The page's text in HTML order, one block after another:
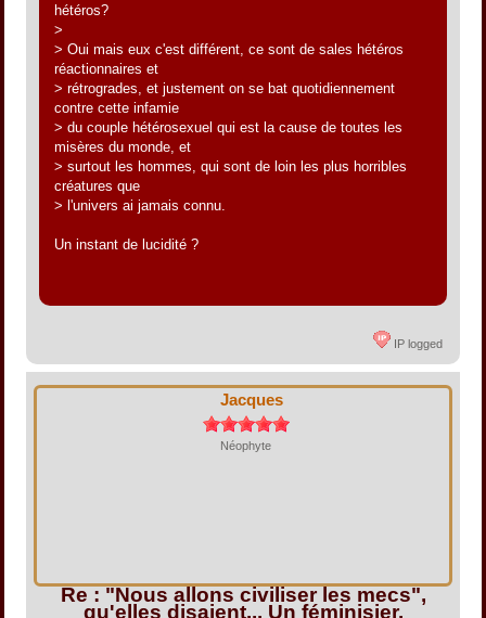
hétéros?
>
> Oui mais eux c'est différent, ce sont de sales hétéros
réactionnaires et
> rétrogrades, et justement on se bat quotidiennement
contre cette infamie
> du couple hétérosexuel qui est la cause de toutes les
misères du monde, et
> surtout les hommes, qui sont de loin les plus horribles
créatures que
> l'univers ai jamais connu.
Un instant de lucidité ?
IP logged
Jacques
Néophyte
Re : "Nous allons civiliser les mecs",
qu'elles disaient... Un féminisier.